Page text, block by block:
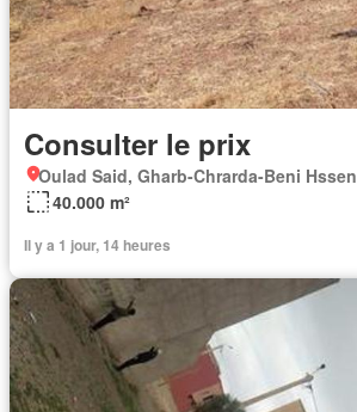
Consulter le prix
Oulad Said, Gharb-Chrarda-Beni Hssen
40.000 m²
Il y a 1 jour, 14 heures